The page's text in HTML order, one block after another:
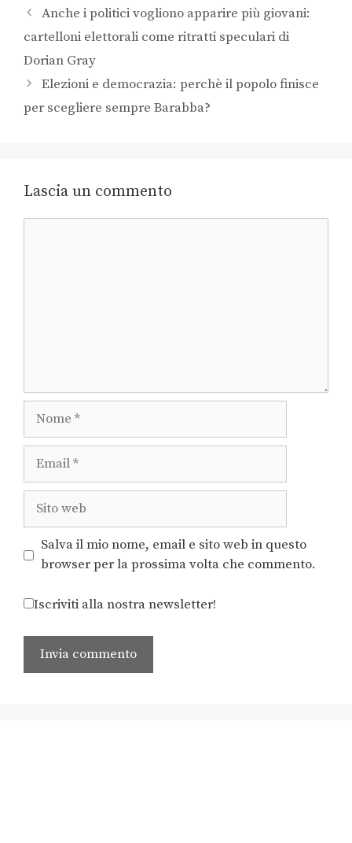
Anche i politici vogliono apparire più giovani:
cartelloni elettorali come ritratti speculari di
Dorian Gray
Elezioni e democrazia: perchè il popolo finisce
per scegliere sempre Barabba?
Lascia un commento
Salva il mio nome, email e sito web in questo
browser per la prossima volta che commento.
Iscriviti alla nostra newsletter!